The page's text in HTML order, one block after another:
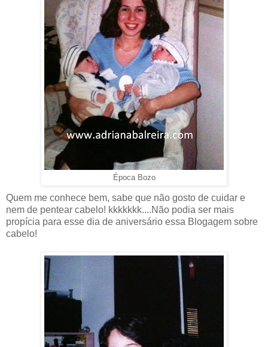
Época Bozo
Quem me conhece bem, sabe que não gosto de cuidar e
nem de pentear cabelo! kkkkkkk....Não podia ser mais
propícia para esse dia de aniversário essa Blogagem sobre
cabelo!